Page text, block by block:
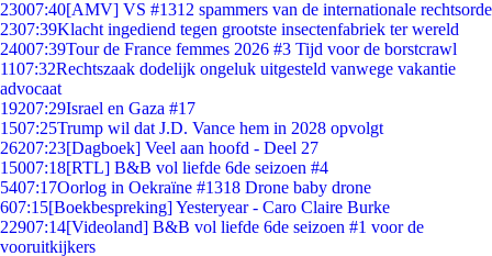
23007:40[AMV] VS #1312 spammers van de internationale rechtsorde
2307:39Klacht ingediend tegen grootste insectenfabriek ter wereld
24007:39Tour de France femmes 2026 #3 Tijd voor de borstcrawl
1107:32Rechtszaak dodelijk ongeluk uitgesteld vanwege vakantie
advocaat
19207:29Israel en Gaza #17
1507:25Trump wil dat J.D. Vance hem in 2028 opvolgt
26207:23[Dagboek] Veel aan hoofd - Deel 27
15007:18[RTL] B&B vol liefde 6de seizoen #4
5407:17Oorlog in Oekraïne #1318 Drone baby drone
607:15[Boekbespreking] Yesteryear - Caro Claire Burke
22907:14[Videoland] B&B vol liefde 6de seizoen #1 voor de
vooruitkijkers